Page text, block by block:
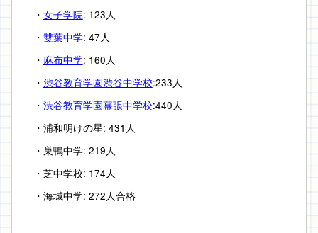
・ 女子学院: 123人
・ 雙葉中学: 47人
・ 麻布中学: 160人
・ 渋谷教育学園渋谷中学校:233人
・ 渋谷教育学園幕張中学校:440人
・浦和明けの星: 431人
・巣鴨中学: 219人
・芝中学校: 174人
・海城中学: 272人合格